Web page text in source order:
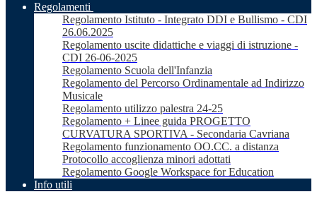
Regolamenti
Regolamento Istituto - Integrato DDI e Bullismo - CDI
26.06.2025
Regolamento uscite didattiche e viaggi di istruzione -
CDI 26-06-2025
Regolamento Scuola dell'Infanzia
Regolamento del Percorso Ordinamentale ad Indirizzo
Musicale
Regolamento utilizzo palestra 24-25
Regolamento + Linee guida PROGETTO
CURVATURA SPORTIVA - Secondaria Cavriana
Regolamento funzionamento OO.CC. a distanza
Protocollo accoglienza minori adottati
Regolamento Google Workspace for Education
Info utili